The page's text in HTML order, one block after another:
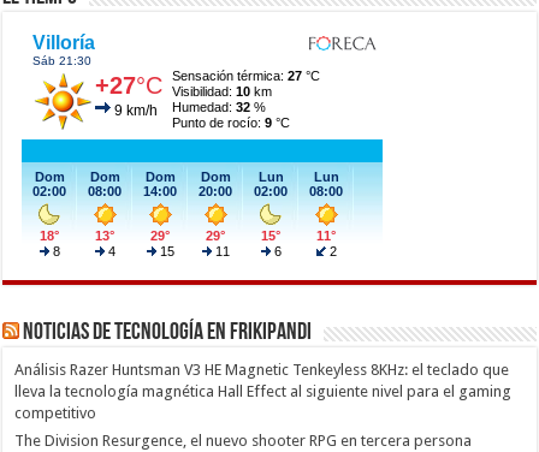
Noticias de Tecnología en Frikipandi
Análisis Razer Huntsman V3 HE Magnetic Tenkeyless 8KHz: el teclado que
lleva la tecnología magnética Hall Effect al siguiente nivel para el gaming
competitivo
The Division Resurgence, el nuevo shooter RPG en tercera persona